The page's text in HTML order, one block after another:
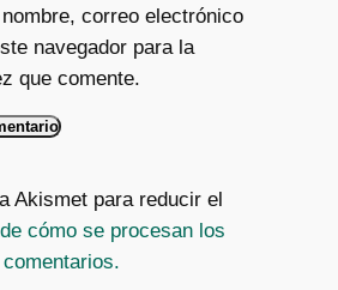
correo electrónico
navegador para la
que comente.
Akismet para reducir el
cómo se procesan los